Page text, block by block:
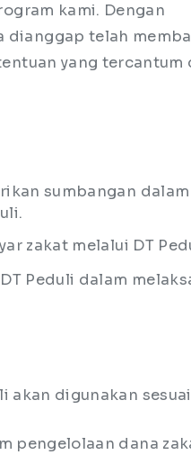
kami. Dengan
dianggap telah
yang tercantum
sumbangan dalam
zakat melalui DT
Peduli dalam
akan digunakan sesuai
pengelolaan dana